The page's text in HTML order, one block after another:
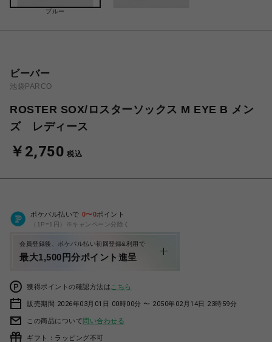
ブルー
ビーバー
池袋PARCO
ROSTER SOX/ロスターソックス M EYE B メン
ズ レディース
￥2,750 税込
ポケパル払いで 0〜0ポイント
（1P=1円）※キャンペーン分除く
会員登録後、ポケパル払い初回登録&利用で
最大1,500円分ポイント進呈
獲得ポイントの確認方法は こちら
販売期間 2026年03月01日 00時00分 〜 2050年02月14日 23時59分
この商品について問い合わせる
ギフト：ラッピング不可